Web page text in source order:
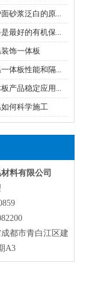
砂浆泛白的原...
最好的有机保...
饰一体板
体板性能和隔...
产品稳定应用...
何科学施工
料有限公司
都市青白江区建
A3